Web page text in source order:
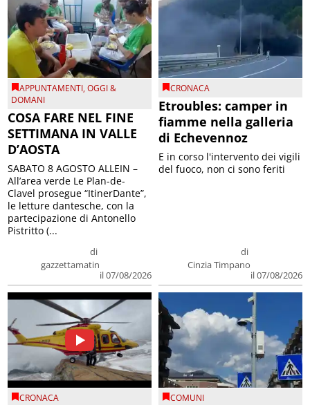
APPUNTAMENTI,OGGI &
DOMANI
COSA FARE NEL FINE
SETTIMANA IN VALLE
D’AOSTA
di
gazzettamatin
il 07/08/2026
SABATO 8 AGOSTO ALLEIN –
All’area verde Le Plan-de-
Clavel prosegue “ItinerDante”,
le letture dantesche, con la
partecipazione di Antonello
Pistritto (...
CRONACA
Etroubles: camper in
fiamme nella galleria
di Echevennoz
di
Cinzia Timpano
il 07/08/2026
E in corso l'intervento dei vigili
del fuoco, non ci sono feriti
CRONACA COMUNI